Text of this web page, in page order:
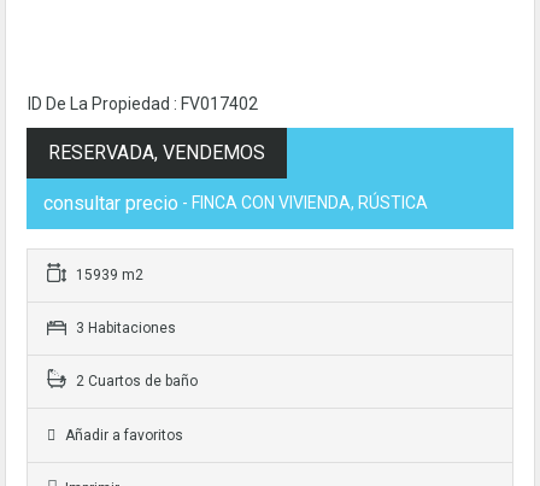
ID De La Propiedad : FV017402
RESERVADA, VENDEMOS
consultar precio - FINCA CON VIVIENDA, RÚSTICA
15939 m2
3 Habitaciones
2 Cuartos de baño
Añadir a favoritos